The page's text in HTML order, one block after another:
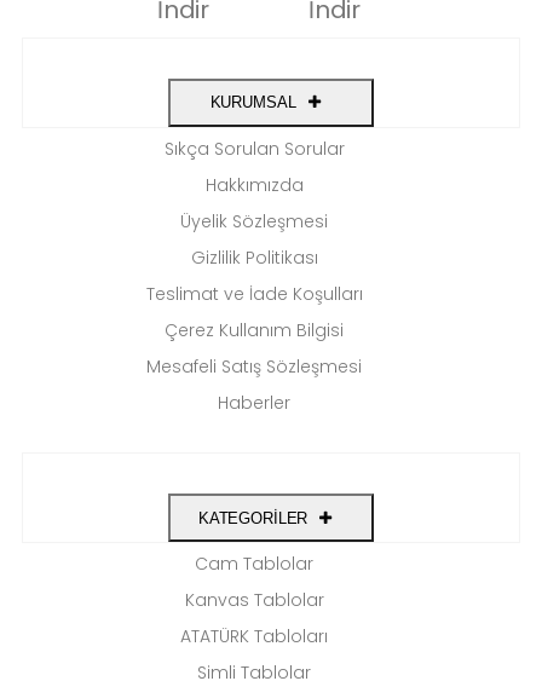
KURUMSAL
Sıkça Sorulan Sorular
Hakkımızda
Üyelik Sözleşmesi
Gizlilik Politikası
Teslimat ve İade Koşulları
Çerez Kullanım Bilgisi
Mesafeli Satış Sözleşmesi
Haberler
KATEGORİLER
Cam Tablolar
Kanvas Tablolar
ATATÜRK Tabloları
Simli Tablolar